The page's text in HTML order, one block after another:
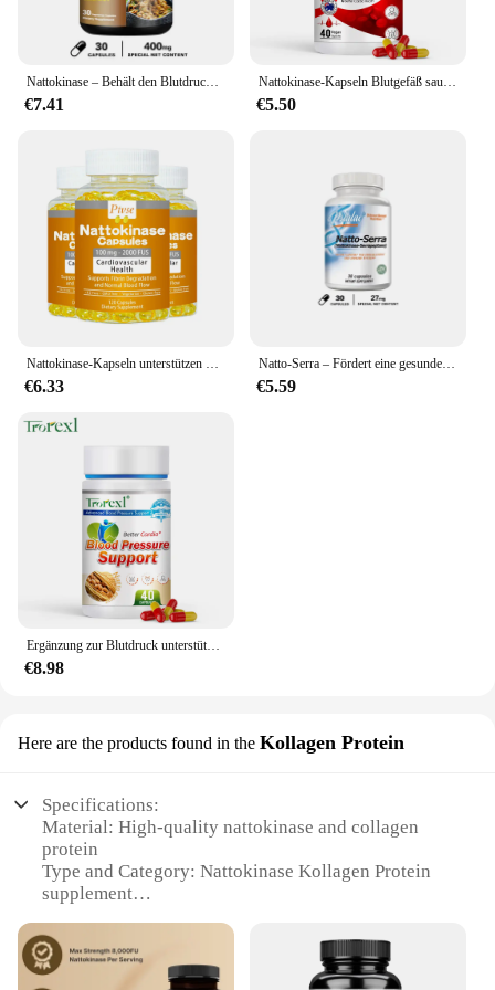
€7.41 €5.50
€6.33
Natto-Serra – Fördert eine gesunde Immunreaktion und unterstützt eine gesunde Zirkulation
€5.59
€8.98
Here are the products found in the Kollagen Protein
Specifications:
Material: High-quality nattokinase and collagen
protein
Type and Category: Nattokinase Kollagen Protein
supplement
convenience
Usage and Purpose: Enhances blood circulation and
supports joint health